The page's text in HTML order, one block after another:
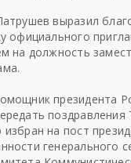
выразил
официального
на должность
президента
избран на пост
генерального